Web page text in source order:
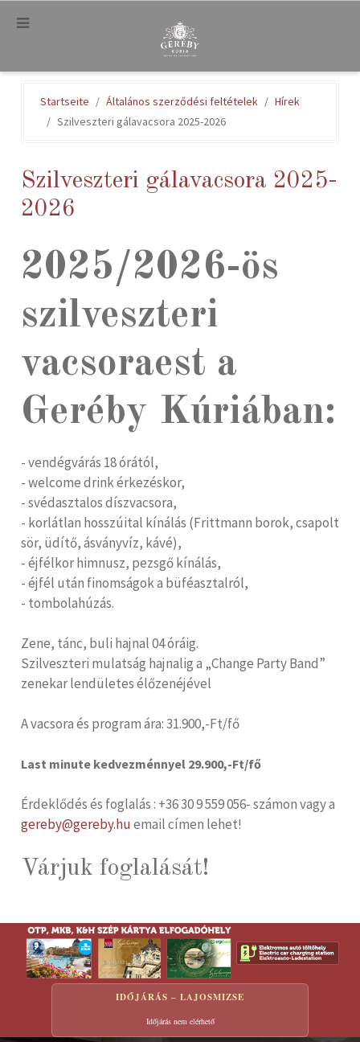
.
Startseite Általános szerződési feltételek
Hírek
Szilveszteri gálavacsora 2025-2026
Szilveszteri gálavacsora 2025-
2026
2025/2026-ös
szilveszteri
vacsoraest a
Geréby Kúriában:
- vendégvárás 18 órától,
- welcome drink érkezéskor,
- svédasztalos díszvacsora,
- korlátlan hosszúital kínálás (Frittmann borok, csapolt
sör, üdítő, ásványvíz, kávé),
- éjfélkor himnusz, pezsgő kínálás,
- éjfél után finomságok a büféasztalról,
- tombolahúzás.
Zene, tánc, buli hajnal 04 óráig.
Szilveszteri mulatság hajnalig a „Change Party Band”
zenekar lendületes élőzenéjével
A vacsora és program ára: 31.900,-Ft/fő
Last minute kedvezménnyel 29.900,-Ft/fő
Érdeklődés és foglalás : +36 30 9 559 056- számon vagy a
gereby@gereby.huemail címen lehet!
Várjuk foglalását!
IDŐJÁRÁS – LAJOSMIZSE
Időjárás nem elérhető